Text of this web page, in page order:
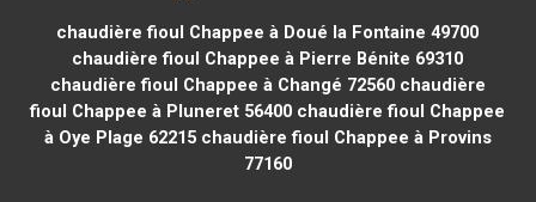
chaudière fioul Chappee à Doué la Fontaine 49700
chaudière fioul Chappee à Pierre Bénite 69310
chaudière fioul Chappee à Changé 72560chaudière
fioul Chappee à Pluneret 56400 chaudière fioul Chappee
à Oye Plage 62215chaudière fioul Chappee à Provins
77160